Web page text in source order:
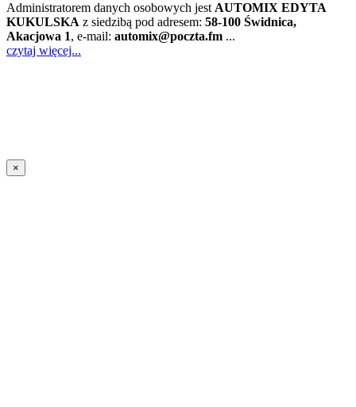
Administratorem danych osobowych jest AUTOMIX EDYTA
KUKULSKA z siedzibą pod adresem: 58-100 Świdnica,
Akacjowa 1, e-mail: automix@poczta.fm ...
czytaj więcej...
×